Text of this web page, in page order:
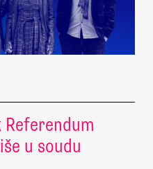
Referendum
u soudu